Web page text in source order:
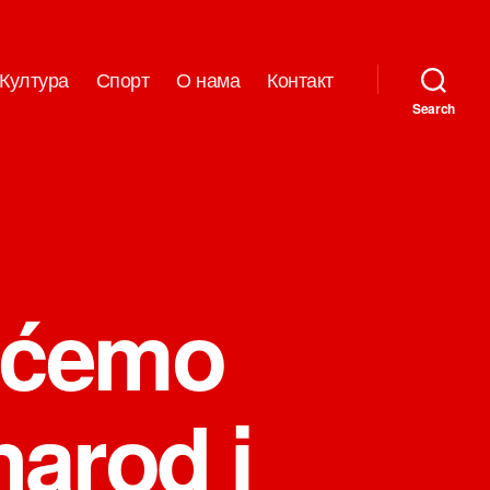
Култура Спорт О нама Контакт
Search
i